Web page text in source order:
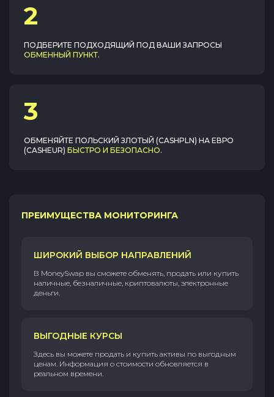
2
ПОДБЕРИТЕ ПОДХОДЯЩИЙ ПОД ВАШИ ЗАПРОСЫ
ОБМЕННЫЙ ПУНКТ.
3
ОБМЕНЯЙТЕ ПОЛЬСКИЙ ЗЛОТЫЙ (CASHPLN) НА ЕВРО
(CASHEUR) БЫСТРО И БЕЗОПАСНО.
ПРЕИМУЩЕСТВА МОНИТОРИНГА
ШИРОКИЙ ВЫБОР НАПРАВЛЕНИЙ
В MoneySwap вы сможете обменять, продать или купить
наличные, безналичные, криптовалюты, электронные
деньги.
ВЫГОДНЫЕ КУРСЫ
Здесь вы можете продать и купить активы по выгодным
ценам. Информация о стоимости обновляется в
реальном времени.